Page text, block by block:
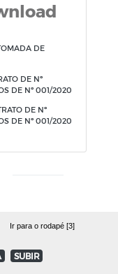
DE
DE Nº
DE Nº 001/2020
DE Nº
DE Nº 001/2020
Ir para o rodapé [3]
SUBIR